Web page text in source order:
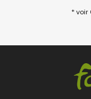
* voir